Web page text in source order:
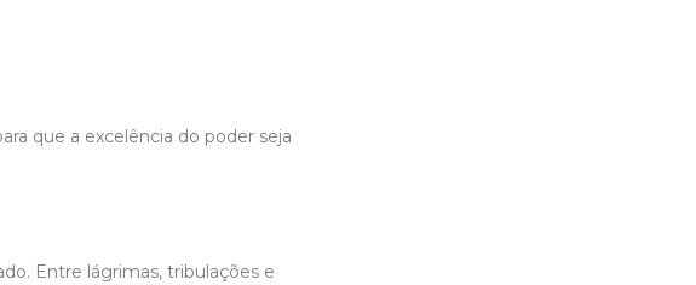
que a excelência do poder seja
Entre lágrimas, tribulações e